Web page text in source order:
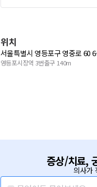
위치
서울특별시 영등포구 영중로 60
영등포시장역 3번출구 140m
증상/치료,
의사가